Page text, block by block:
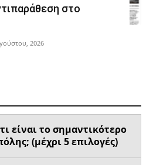
στο
2026
είναι το σημαντικότερο
(μέχρι 5 επιλογές)